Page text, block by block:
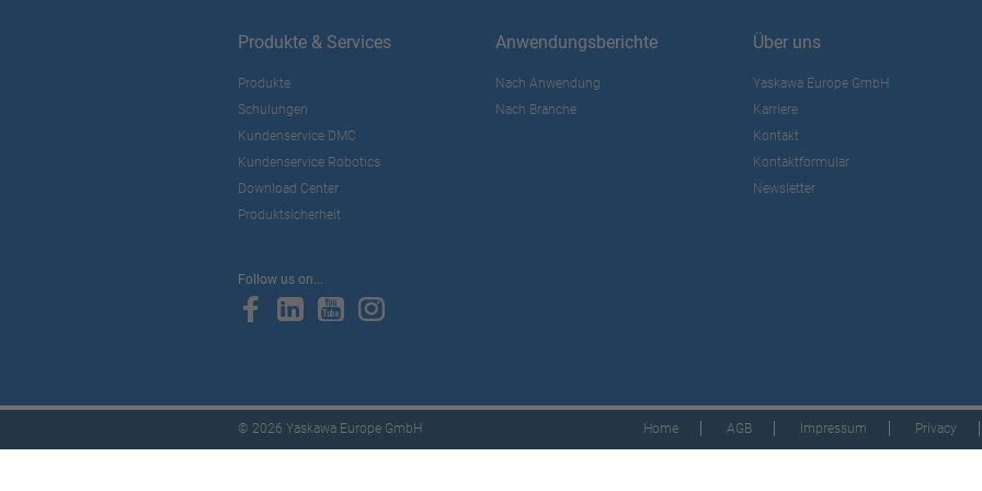
Produkte & Services
Produkte
Schulungen
Kundenservice DMC
Kundenservice Robotics
Download Center
Produktsicherheit
Anwendungsberichte
Nach Anwendung
Nach Branche
Über uns
Yaskawa Europe GmbH
Karriere
Kontakt
Kontaktformular
Newsletter
Follow us on...
© 2026 Yaskawa Europe GmbH Home AGB Impressum Privacy